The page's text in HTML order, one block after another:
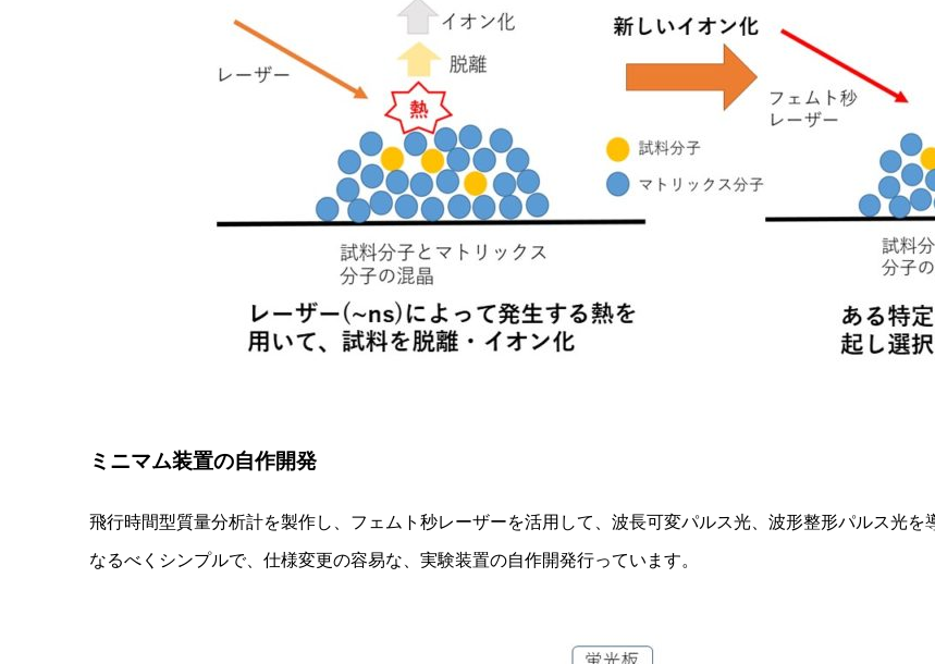
ミニマム装置の自作開発
飛行時間型質量分析計を製作し、フェムト秒レーザーを活用して、波長可変パルス光、波形整形パルス光を
なるべくシンプルで、仕様変更の容易な、実験装置の自作開発行っています。